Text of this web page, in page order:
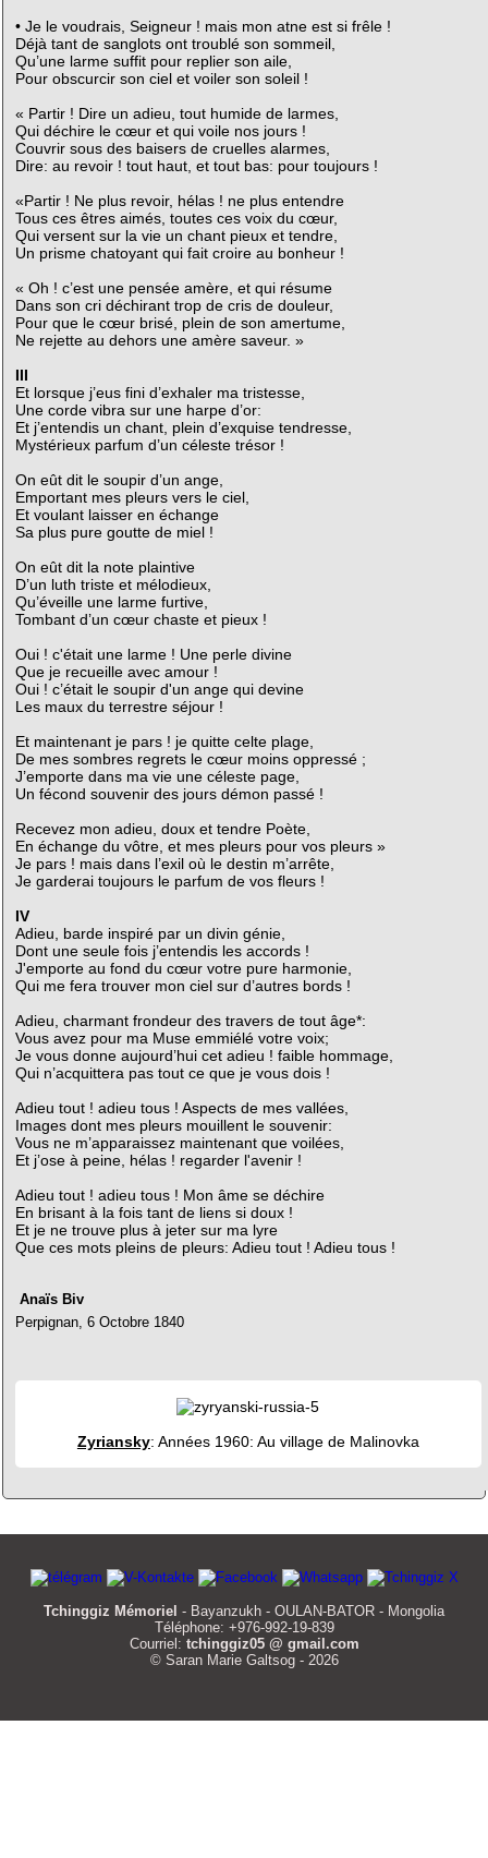
• Je le voudrais, Seigneur ! mais mon atne est si frêle !
Déjà tant de sanglots ont troublé son sommeil,
Qu’une larme suffit pour replier son aile,
Pour obscurcir son ciel et voiler son soleil !
« Partir ! Dire un adieu, tout humide de larmes,
Qui déchire le cœur et qui voile nos jours !
Couvrir sous des baisers de cruelles alarmes,
Dire: au revoir ! tout haut, et tout bas: pour toujours !
«Partir ! Ne plus revoir, hélas ! ne plus entendre
Tous ces êtres aimés, toutes ces voix du cœur,
Qui versent sur la vie un chant pieux et tendre,
Un prisme chatoyant qui fait croire au bonheur !
« Oh ! c’est une pensée amère, et qui résume
Dans son cri déchirant trop de cris de douleur,
Pour que le cœur brisé, plein de son amertume,
Ne rejette au dehors une amère saveur. »
III
Et lorsque j’eus fini d’exhaler ma tristesse,
Une corde vibra sur une harpe d’or:
Et j’entendis un chant, plein d’exquise tendresse,
Mystérieux parfum d’un céleste trésor !
On eût dit le soupir d’un ange,
Emportant mes pleurs vers le ciel,
Et voulant laisser en échange
Sa plus pure goutte de miel !
On eût dit la note plaintive
D’un luth triste et mélodieux,
Qu’éveille une larme furtive,
Tombant d’un cœur chaste et pieux !
Oui ! c'était une larme ! Une perle divine
Que je recueille avec amour !
Oui ! c’était le soupir d'un ange qui devine
Les maux du terrestre séjour !
Et maintenant je pars ! je quitte celte plage,
De mes sombres regrets le cœur moins oppressé ;
J’emporte dans ma vie une céleste page,
Un fécond souvenir des jours démon passé !
Recevez mon adieu, doux et tendre Poète,
En échange du vôtre, et mes pleurs pour vos pleurs »
Je pars ! mais dans l’exil où le destin m’arrête,
Je garderai toujours le parfum de vos fleurs !
IV
Adieu, barde inspiré par un divin génie,
Dont une seule fois j’entendis les accords !
J'emporte au fond du cœur votre pure harmonie,
Qui me fera trouver mon ciel sur d’autres bords !
Adieu, charmant frondeur des travers de tout âge*:
Vous avez pour ma Muse emmiélé votre voix;
Je vous donne aujourd’hui cet adieu ! faible hommage,
Qui n’acquittera pas tout ce que je vous dois !
Adieu tout ! adieu tous ! Aspects de mes vallées,
Images dont mes pleurs mouillent le souvenir:
Vous ne m’apparaissez maintenant que voilées,
Et j’ose à peine, hélas ! regarder l'avenir !
Adieu tout ! adieu tous ! Mon âme se déchire
En brisant à la fois tant de liens si doux !
Et je ne trouve plus à jeter sur ma lyre
Que ces mots pleins de pleurs: Adieu tout ! Adieu tous !
Anaïs Biv
Perpignan, 6 Octobre 1840
Zyriansky: Années 1960: Au village de Malinovka
Tchinggiz Mémoriel - Bayanzukh - OULAN-BATOR - Mongolia
Téléphone: +976-992-19-839
Courriel: tchinggiz05 @ gmail.com
© Saran Marie Galtsog - 2026